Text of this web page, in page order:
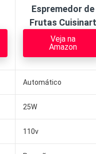
Espremedor de
Frutas Cuisinart
Veja na
Amazon
Automático
25W
110v